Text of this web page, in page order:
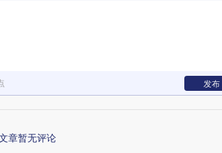
发布
章暂无评论